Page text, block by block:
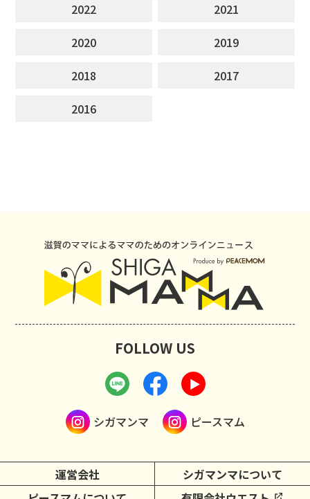
2022
2021
2020
2019
2018
2017
2016
運営会社
シガマンマについて
FOLLOW US
シガマンマ ピースマム